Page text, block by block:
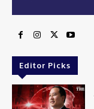
Editor Picks